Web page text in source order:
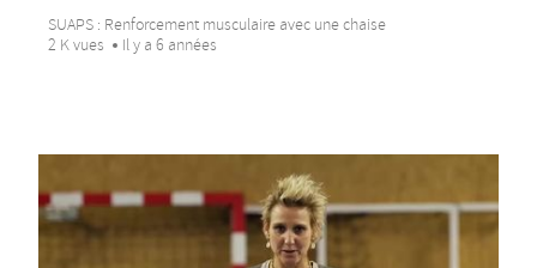
SUAPS : Renforcement musculaire avec une chaise
2 K vues
Il y a 6 années